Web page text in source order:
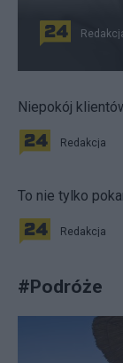
Niepokój
Redakcja
To nie tylko
Redakcja
#Podróże